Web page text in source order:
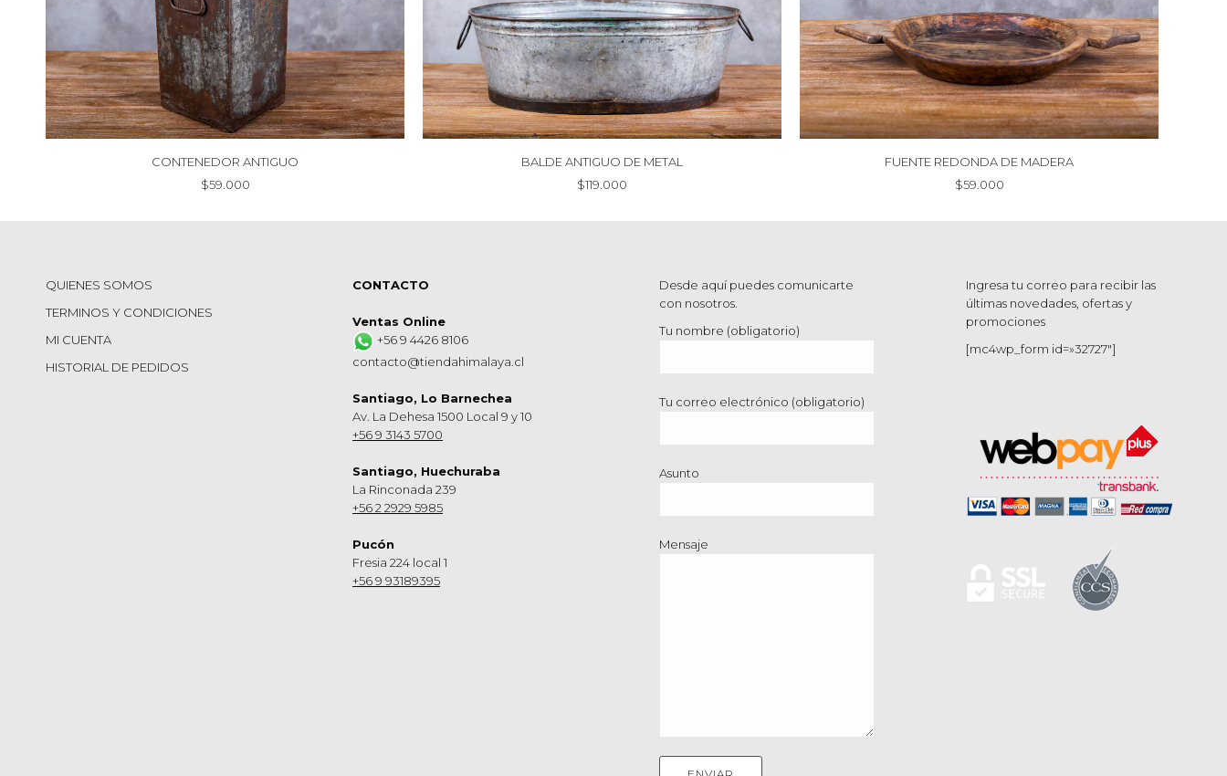
CONTENEDOR ANTIGUO
$59.000
BALDE ANTIGUO DE METAL
$119.000
FUENTE REDONDA DE MADERA
$59.000
QUIENES SOMOS
TERMINOS Y CONDICIONES
MI CUENTA
HISTORIAL DE PEDIDOS
CONTACTO
Ventas Online
+56 9 4426 8106
contacto@tiendahimalaya.cl
Santiago, Lo Barnechea
Av. La Dehesa 1500 Local 9 y 10
+56 9 3143 5700
Santiago, Huechuraba
La Rinconada 239
+56 2 2929 5985
Pucón
Fresia 224 local 1
+56 9 93189395
Desde aquí puedes comunicarte
con nosotros.
Tu nombre (obligatorio)
Tu correo electrónico (obligatorio)
Asunto
Mensaje
Ingresa tu correo para recibir las
últimas novedades, ofertas y
promociones
[mc4wp_form id=»32727″]